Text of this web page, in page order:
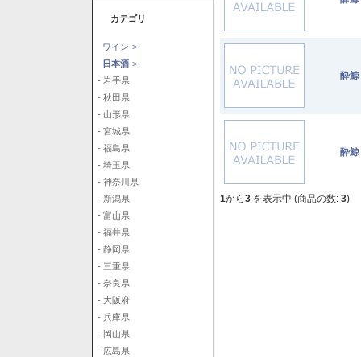
カテゴリ
ワイン->
日本酒->
- 岩手県
- 秋田県
- 山形県
- 宮城県
- 福島県
- 埼玉県
- 神奈川県
- 新潟県
- 富山県
- 福井県
- 静岡県
- 三重県
- 奈良県
- 大阪府
- 兵庫県
- 岡山県
- 広島県
酔
酔
1から3 を表示中 (商品の数: 3)